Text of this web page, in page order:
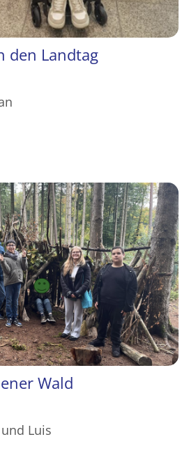
den Landtag
Wald
Luis